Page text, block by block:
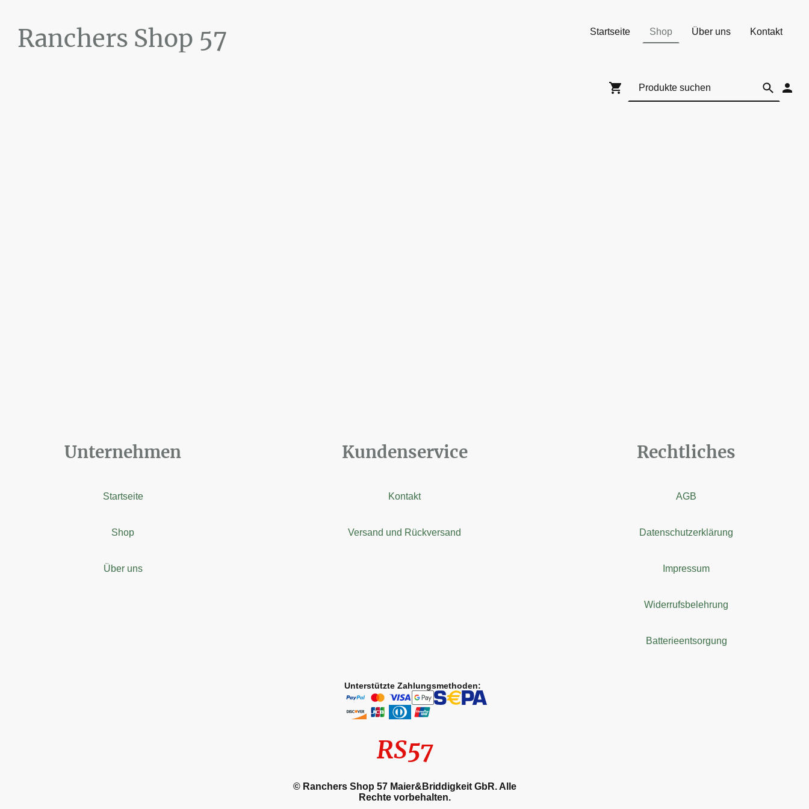
Ranchers Shop 57
Startseite Shop Über uns Kontakt
Unternehmen
Startseite
Shop
Über uns
Kundenservice
Kontakt
Versand und Rückversand
Rechtliches
AGB
Datenschutzerklärung
Impressum
Widerrufsbelehrung
Batterieentsorgung
Unterstützte Zahlungsmethoden:
RS57
© Ranchers Shop 57 Maier&Briddigkeit GbR. Alle
Rechte vorbehalten.